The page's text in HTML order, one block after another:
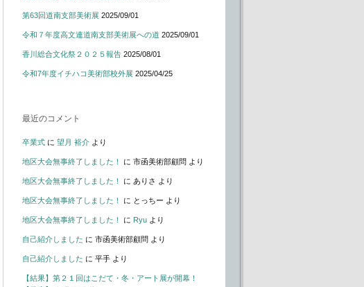
第63回道南支部美術展 2025/09/01
令和７年度高文連道南支部美術展への道 2025/09/01
香川総合文化祭２０２５報告 2025/08/01
令和7年度イチハコ美術部校外展 2025/04/25
最近のコメント
卒業式 に 望月 裕介 より
地区大会無事終了しました！ に 市函美術部顧問 より
地区大会無事終了しました！ に ありさ より
地区大会無事終了しました！ に とっちー より
地区大会無事終了しました！ に Ryu より
自己紹介しました に 市函美術部顧問 より
自己紹介しました に 平手 より
【結果】第２１回はこだて・冬・アート展が開幕！